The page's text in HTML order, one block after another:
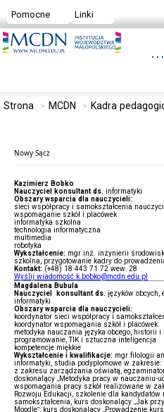
Pomocne Linki
Strona MCDN Kadra
Nowy Sącz
Kazimierz Bobko
Nauczyciel konsultant ds. informatyki
Obszary wsparcia dla nauczycieli:
sieci współpracy i samokształcenia
wspomaganie szkół i placówek
informatyka szkolna
technologia informatyczna
multimedia
robotyka
Wykształcenie: mgr inż. inżynierii
szkolna, przygotowanie kadry do
Kontakt: (+48) 18 443 71 72 wew. 28
Wyślij wiadomość k.bobko@mcdn.edu.pl
Magdalena Bubula
Nauczyciel konsultant ds. języków obcych,
informatyki
Obszary wsparcia dla nauczycieli:
koordynator sieci współpracy i
koordynator wspomagania szkół i placówek
metodyka nauczania języka obcego, historii i
programowanie, TIK i sztuczna inteligencja
kompetencje miękkie
Wykształcenie i kwalifikacje: mgr filologii
informatyki, studia podyplomowe w
z zakresu zarządzania oświatą,
doskonalący „Metodyka pracy w nauczaniu-
wspomagania pracy szkół realizowane w
Rozwoju Edukacji, szkolenie dla
samokształcenia, kurs doskonalący „Jak
Moodle”, kurs doskonalący „Prowadzenie